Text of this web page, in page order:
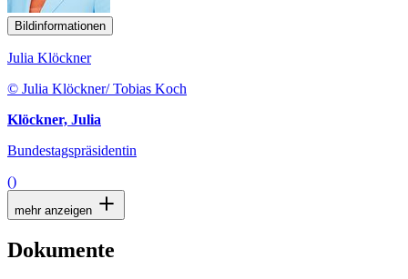
Bildinformationen
Julia Klöckner
© Julia Klöckner/ Tobias Koch
Klöckner, Julia
Bundestagspräsidentin
()
mehr anzeigen
Dokumente